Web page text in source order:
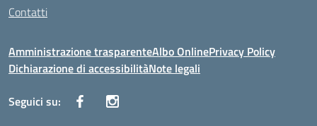
Contatti
Amministrazione trasparenteAlbo OnlinePrivacy Policy
Dichiarazione di accessibilitàNote legali
Seguici su: